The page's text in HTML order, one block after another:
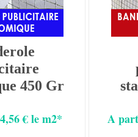
450 Gr
€ le m2* A